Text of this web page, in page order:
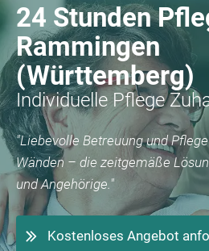
24 Stunden
Rammingen
(Württemberg)
Individuelle Pflege
"Liebevolle Betreuung und
Wänden – die zeitgemäße
und Angehörige."
Kostenloses Angebot